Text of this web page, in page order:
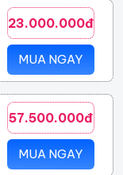
23.000.000đ
MUA NGAY
57.500.000đ
MUA NGAY